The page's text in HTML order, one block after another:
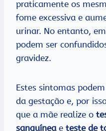
praticamente os
fome excessiva e
urinar. No entanto,
podem ser
gravidez.
Estes sintomas
da gestação e, por
que a mãe realize o
sanguíneae teste de